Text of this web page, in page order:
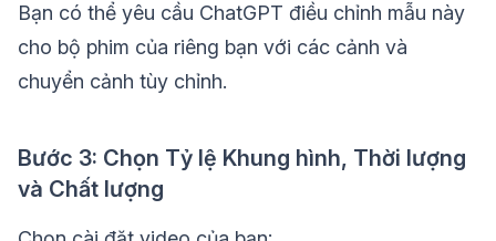
Bạn có thể yêu cầu ChatGPT điều chỉnh mẫu này
cho bộ phim của riêng bạn với các cảnh và
chuyển cảnh tùy chỉnh.
Bước 3: Chọn Tỷ lệ Khung hình, Thời lượng
và Chất lượng